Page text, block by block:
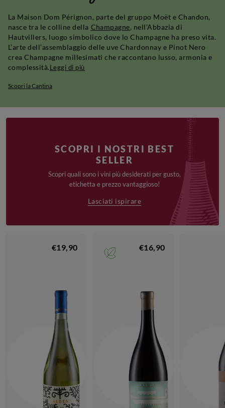
La Maison Dom Pérignon, parte del gruppo Moët e Chandon,
nasce tra le colline della Champagne, nell’Abbazia di
Hautvillers, luogo simbolico dove lo Champagne ha preso vita.
L’arte dell’assemblaggio delle uve Chardonnay e Pinot Nero
crea Champagne millesimati che raccontano lusso, armonia e
complessità.Leggi di più
Scopri la Cantina
SCOPRI I NOSTRI BEST
SELLER
Scopri quali sono i vini più desiderati per gusto,
etichetta e prezzo vantaggioso!
Lasciati ispirare
€19,90 €16,90